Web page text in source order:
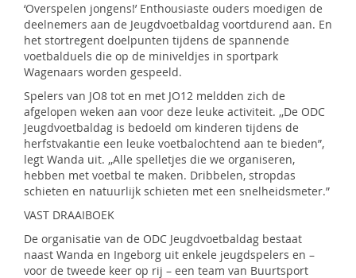
‘Overspelen jongens!’ Enthousiaste ouders moedigen de
deelnemers aan de Jeugdvoetbaldag voortdurend aan. En
het stortregent doelpunten tijdens de spannende
voetbalduels die op de miniveldjes in sportpark
Wagenaars worden gespeeld.
Spelers van JO8 tot en met JO12 meldden zich de
afgelopen weken aan voor deze leuke activiteit. ,,De ODC
Jeugdvoetbaldag is bedoeld om kinderen tijdens de
herfstvakantie een leuke voetbalochtend aan te bieden”,
legt Wanda uit. ,,Alle spelletjes die we organiseren,
hebben met voetbal te maken. Dribbelen, stropdas
schieten en natuurlijk schieten met een snelheidsmeter.”
VAST DRAAIBOEK
De organisatie van de ODC Jeugdvoetbaldag bestaat
naast Wanda en Ingeborg uit enkele jeugdspelers en –
voor de tweede keer op rij – een team van Buurtsport